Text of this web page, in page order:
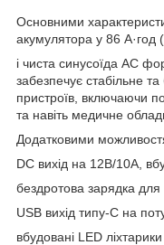
Основними
акумулятора у 86 А·год
і чиста синусоїда AC
забезпечує стабільне
пристроїв, включаючи
та навіть медичне
Додатковими
DC вихід на 12В/10A,
бездротова зарядка
USB вихід типу-C на
вбудовані LED